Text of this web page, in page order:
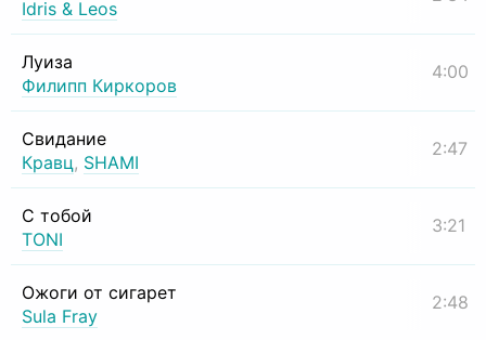
Idris & Leos
Луиза
Филипп Киркоров
4:00
Свидание
Кравц, SHAMI
2:47
С тобой
TONI
3:21
Ожоги от сигарет
Sula Fray
2:48